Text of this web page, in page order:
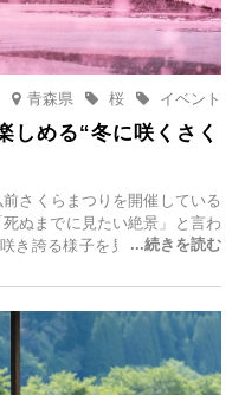
青森県 イベント
桜
しめる“冬に咲くさく
さくらまつりを開催している
ぬまでに見たい絶景」と言わ
き誇る様子を見に、世界中か
に咲くさくらライトアップ」